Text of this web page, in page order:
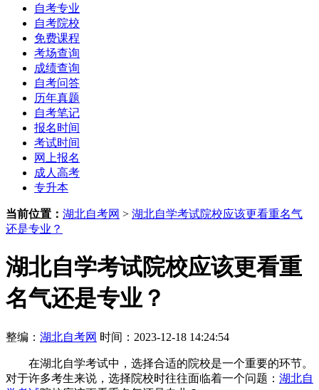
自考专业
自考院校
免费课程
考场查询
成绩查询
自考问答
历年真题
自考笔记
报名时间
考试时间
网上报名
成人高考
专升本
当前位置： 湖北自考网 > 湖北自学考试院校应该更看重名气
还是专业？
湖北自学考试院校应该更看重
名气还是专业？
整编： 湖北自考网 时间：2023-12-18 14:24:54
在湖北自学考试中，选择合适的院校是一个重要的环节。
对于许多考生来说，选择院校时往往面临着一个问题： 湖北自